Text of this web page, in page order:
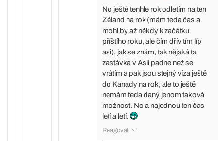
No ještě tenhle rok odletím na ten
Zéland na rok (mám teda čas a
mohl by až někdy k začátku
příštího roku, ale čím dřív tím líp
asi), jak se znám, tak nějaká ta
zastávka v Asii padne než se
vrátím a pak jsou stejný víza ještě
do Kanady na rok, ale to ještě
nemám teda daný jenom taková
možnost. No a najednou ten čas
letí a letí.
Reagovat